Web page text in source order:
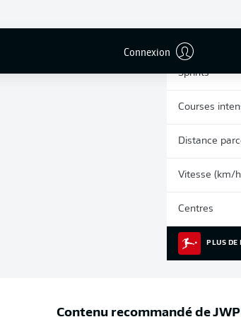
Connexion
Sprints
Courses
Distance
Vitesse (km/
Centres
PLUS
Contenu recommandé de